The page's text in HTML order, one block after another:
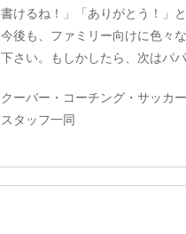
書けるね！」「ありがとう！」
今後も、ファミリー向けに色々
下さい。もしかしたら、次はパ
クーバー・コーチング・サッカ
スタッフ一同